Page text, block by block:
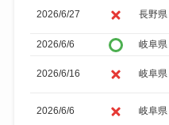
2026/6/27 長野県
2026/6/6
岐阜県
2026/6/16 岐阜県
2026/6/6 岐阜県